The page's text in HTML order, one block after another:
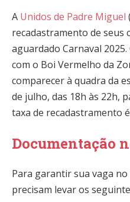
A Unidos de Padre Miguel
recadastramento de seus
aguardado Carnaval
com o Boi Vermelho da
comparecer à quadra da
de julho, das 18h às 22h,
taxa de recadastramento é
Documentação
Para garantir sua vaga
precisam levar os